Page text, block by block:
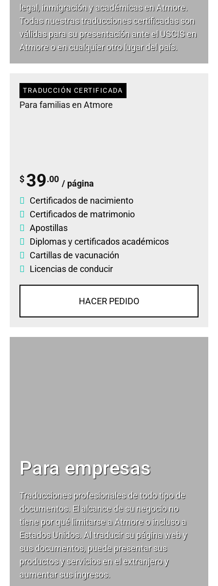
legal, inmigración y académicas en Atmore.
Todas nuestras traducciones certificadas son
válidas para su presentación ante el USCIS en
Atmore o en cualquier otro lugar del país.
TRADUCCIÓN CERTIFICADA
Para familias en Atmore
$ 39.00 / página
Certificados de nacimiento
Certificados de matrimonio
Apostillas
Diplomasycertificados académicos
Cartillas de vacunación
Licencias de conducir
HACER PEDIDO
Para empresas
Traducciones profesionales de todo tipo de
documentos. El alcance de su negocio no
tiene por qué limitarse a Atmore o incluso a
Estados Unidos. Al traducir su página web y
sus documentos, puede presentar sus
productos y servicios en el extranjero y
aumentar sus ingresos.